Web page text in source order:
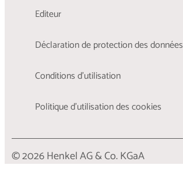
Editeur
Déclaration de protection des données
Conditions d'utilisation
Politique d’utilisation des cookies
© 2026 Henkel AG & Co. KGaA